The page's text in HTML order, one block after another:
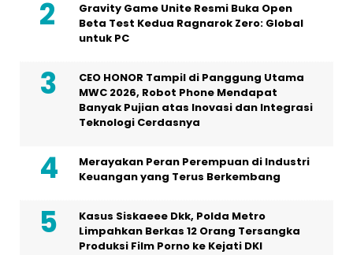
Gravity Game Unite Resmi Buka Open
Beta Test Kedua Ragnarok Zero: Global
untuk PC
CEO HONOR Tampil di Panggung Utama
MWC 2026, Robot Phone Mendapat
Banyak Pujian atas Inovasi dan Integrasi
Teknologi Cerdasnya
Merayakan Peran Perempuan di Industri
Keuangan yang Terus Berkembang
Kasus Siskaeee Dkk, Polda Metro
Limpahkan Berkas 12 Orang Tersangka
Produksi Film Porno ke Kejati DKI